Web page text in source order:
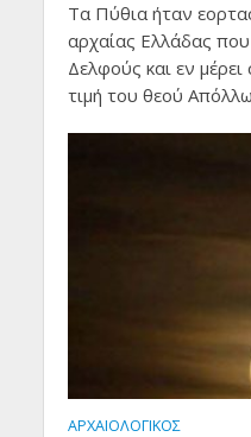
Τα Πύθια ήταν
αρχαίας Ελλάδας
Δελφούς και εν
τιμή του θεού
ΑΡΧΑΙΟΛΟΓΙΚΟΣ